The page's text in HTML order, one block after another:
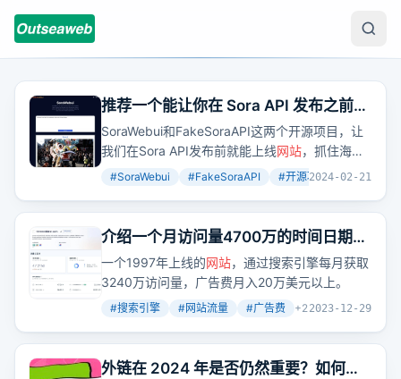
推荐一个能让你在 Sora API 发布之前就
上线网站接住泼天流量的开源 Sora
Web 客户端 SoraWebui
SoraWebui和FakeSoraAPI这两个开源项目，让
我们在Sora API发布前就能上线网站，抓住海量
流量。想象一下，用文字生成视频的全流程，虽
们模拟这个过程。
#SoraWebui #FakeSoraAPI #开源项目 +3
2024-02-21
介绍一个月访问量4700万的时间日期工
具网站，再分享一批含年份数字的关键
词，年年都有新词新机会
一个1997年上线的网站，通过搜索引擎每月获取
3240万访问量，广告费月入20万美元以上。
#搜索引擎 #网站流量 #广告费 +22023-12-29
外链在 2024 年是否仍然重要？如何快